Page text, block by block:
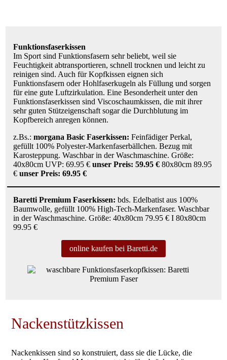
Funktionsfaserkissen
Im Sport sind Funktionsfasern sehr beliebt, weil sie
Feuchtigkeit abtransportieren, schnell trocknen und leicht zu
reinigen sind. Auch für Kopfkissen eignen sich
Funktionsfasern oder Hohlfaserkugeln als Füllung und sorgen
für eine gute Luftzirkulation. Eine Besonderheit unter den
Funktionsfaserkissen sind Viscoschaumkissen, die mit ihrer
sehr guten Stützeigenschaft sogar die Durchblutung im
Kopfbereich anregen können.
z.Bs.: morgana Basic Faserkissen: Feinfädiger Perkal,
gefüllt 100% Polyester-Markenfaserbällchen. Bezug mit
Karosteppung. Waschbar in der Waschmaschine. Größe:
40x80cm UVP: 69.95 € unser Preis: 59.95 € 80x80cm 89.95
€ unser Preis: 69.95 €
Baretti Premium Faserkissen: bds. Edelbatist aus 100%
Baumwolle, gefüllt 100% High-Tech-Markenfaser. Waschbar
in der Waschmaschine. Größe: 40x80cm 79.95 € I 80x80cm
99.95 €
online kaufen bei Baretti.de
Nackenstützkissen
Nackenkissen sind so konstruiert, dass sie die Lücke, die